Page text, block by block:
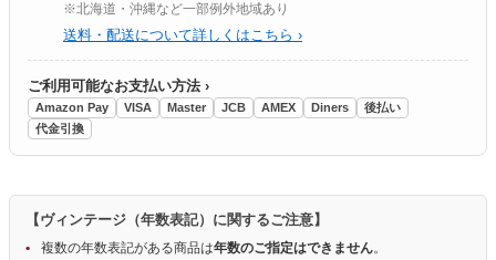
※北海道・沖縄など一部例外地域あり
送料・配送について詳しくはこちら ›
ご利用可能なお支払い方法 ›
Amazon Pay VISA Master JCB AMEX Diners
後払い
代金引換
【ヴィンテージ（年数表記）に関するご注意】
複数の年数表記がある商品は年数のご指定はできません。